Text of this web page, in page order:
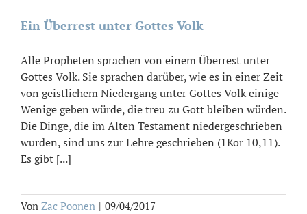
Ein Überrest unter Gottes Volk
Alle Propheten sprachen von einem Überrest unter
Gottes Volk. Sie sprachen darüber, wie es in einer Zeit
von geistlichem Niedergang unter Gottes Volk einige
Wenige geben würde, die treu zu Gott bleiben würden.
Die Dinge, die im Alten Testament niedergeschrieben
wurden, sind uns zur Lehre geschrieben (1Kor 10,11).
Es gibt [...]
Von Zac Poonen | 09/04/2017